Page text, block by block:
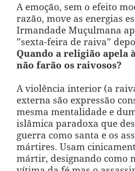
A emoção, sem o efeito
razão, move as energias
Irmandade Muçulmana
”sexta-feira de raiva”
Quando a religião apela
não farão os raivosos?
A violência interior (a
externa são expressão
mesma mentalidade e
islâmica paradoxa que
guerra como santa e os
mártires. Usam
mártir, designando como